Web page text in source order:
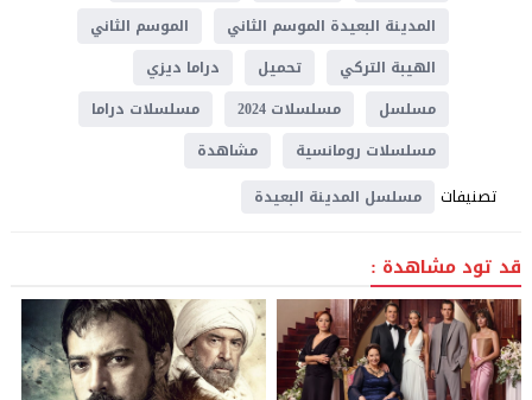
المدينة البعيدة الموسم الثاني
الموسم الثاني
الهيبة التركي
تحميل
دراما ديزي
مسلسل
مسلسلات 2024
مسلسلات دراما
مسلسلات رومانسية
مشاهدة
تصنيفات مسلسل المدينة البعيدة
قد تود مشاهدة :